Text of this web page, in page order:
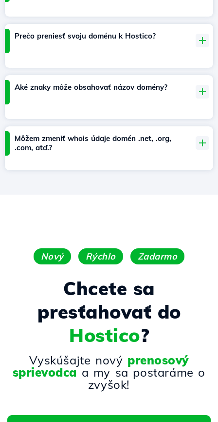
Prečo preniesť svoju doménu k Hostico?
Aké znaky môže obsahovať názov domény?
Môžem zmeniť whois údaje domén .net, .org,
.com, atď.?
Nový Rýchlo Zadarmo
Chcete sa
presťahovať do
Hostico?
Vyskúšajte nový prenosový
sprievodca a my sa postaráme o
zvyšok!